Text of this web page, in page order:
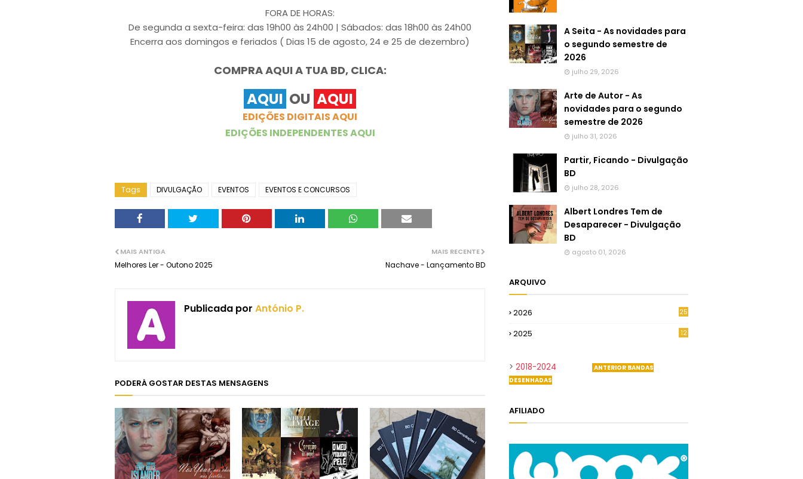
FORA DE HORAS:
De segunda a sexta-feira: das 19h00 às 24h00 | Sábados: das 18h00 às 24h00
Encerra aos domingos e feriados ( Dias 15 de agosto, 24 e 25 de dezembro)
COMPRA AQUI A TUA BD, CLICA:
AQUI OU AQUI
EDIÇÕES DIGITAIS AQUI
EDIÇÕES INDEPENDENTES AQUI
Tags DIVULGAÇÃO EVENTOS EVENTOS E CONCURSOS
MAIS RECENTE
Nachave - Lançamento BD
MAIS ANTIGA
Melhores Ler - Outono 2025
Publicada por António P.
PODERÁ GOSTAR DESTAS MENSAGENS
A Seita - As novidades para
o segundo semestre de
2026
julho 29, 2026
Arte de Autor - As
novidades para o segundo
semestre de 2026
julho 31, 2026
Partir, Ficando - Divulgação
BD
julho 28, 2026
Albert Londres Tem de
Desaparecer - Divulgação
BD
agosto 01, 2026
ARQUIVO
2026
25
2025
12
> 2018-2024
ANTERIOR BANDAS
DESENHADAS
AFILIADO